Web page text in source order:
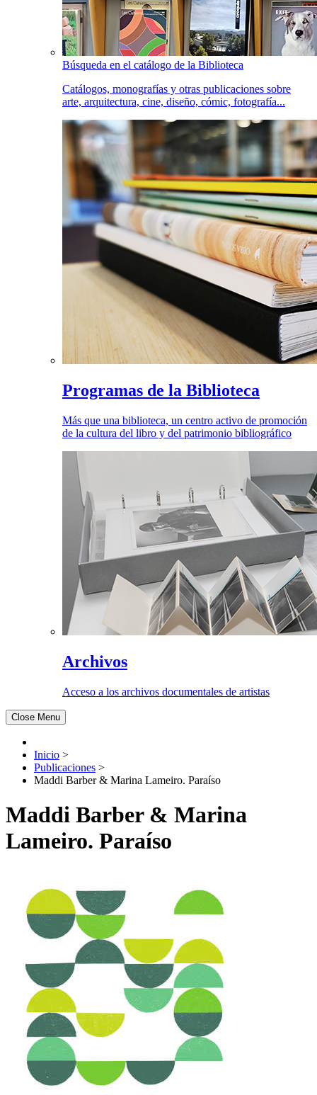
Búsqueda en el catálogo de la Biblioteca
Catálogos, monografías y otras publicaciones sobre
arte, arquitectura, cine, diseño, cómic, fotografía...
Programas de la Biblioteca
Más que una biblioteca, un centro activo de promoción
de la cultura del libro y del patrimonio bibliográfico
Archivos
Acceso a los archivos documentales de artistas
Close Menu
Inicio >
Publicaciones >
Maddi Barber & Marina Lameiro. Paraíso
Maddi Barber & Marina
Lameiro. Paraíso